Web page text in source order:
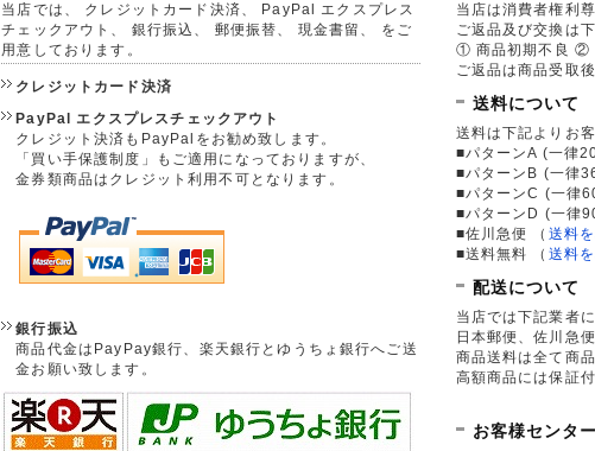
当店では、 クレジットカード決済、 PayPal エクスプレス
チェックアウト、 銀行振込、 郵便振替、 現金書留、 をご
用意しております。
クレジットカード決済
PayPal エクスプレスチェックアウト
クレジット決済もPayPalをお勧め致します。
「買い手保護制度」もご適用になっておりますが、
金券類商品はクレジット利用不可となります。
銀行振込
商品代金はPayPay銀行、楽天銀行とゆうちょ銀行へご送
金お願い致します。
当店は消費者権利
ご返品及び交換は
① 商品初期不良 ②
ご返品は商品受取
送料について
送料は下記よりお
■パターンA (一律
■パターンB (一律
■パターンC (一律
■パターンD (一律
■佐川急便
（ 送料
■送料無料
（ 送料
配送について
当店では下記業者
日本郵便、佐川急
商品送料は全て商
高額商品には保証
お客様センター